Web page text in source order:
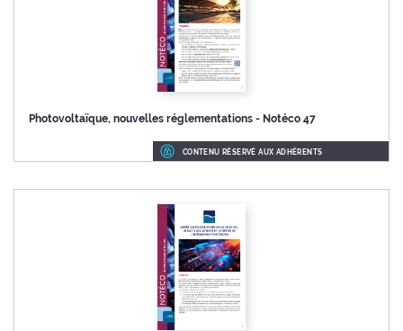
Photovoltaïque, nouvelles réglementations - Notéco 47
CONTENU RÉSERVÉ AUX ADHÉRENTS